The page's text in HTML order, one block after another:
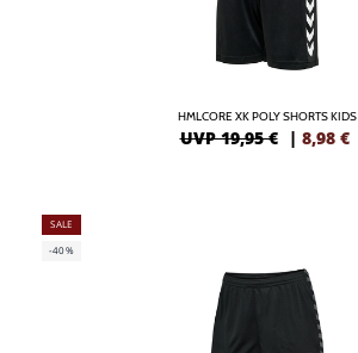
HMLCORE XK POLY SHORTS KIDS
UVP 19,95 € | 8,98 €
SALE
-40%